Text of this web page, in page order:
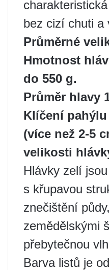
bez cizí chuti a
Průměrné
Hmotnost
do 550 g.
Průměr hlavy
Klíčení
(více než 2-5
velikosti
Hlávky zelí
s křupavou
znečištění
zemědělskými
přebytečnou
Barva listů je